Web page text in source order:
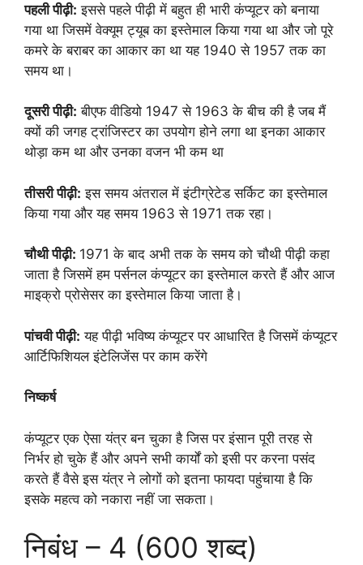
पहली पीढ़ी: इससे पहले पीढ़ी में बहुत ही भारी कंप्यूटर को बनाया
गया था जिसमें वेक्यूम ट्यूब का इस्तेमाल किया गया था और जो पूरे
कमरे के बराबर का आकार का था यह 1940 से 1957 तक का
समय था।
दूसरी पीढ़ी: बीएफ वीडियो 1947 से 1963 के बीच की है जब मैं
क्यों की जगह ट्रांजिस्टर का उपयोग होने लगा था इनका आकार
थोड़ा कम था और उनका वजन भी कम था
तीसरी पीढ़ी: इस समय अंतराल में इंटीग्रेटेड सर्किट का इस्तेमाल
किया गया और यह समय 1963 से 1971 तक रहा।
चौथी पीढ़ी: 1971 के बाद अभी तक के समय को चौथी पीढ़ी कहा
जाता है जिसमें हम पर्सनल कंप्यूटर का इस्तेमाल करते हैं और आज
माइक्रो प्रोसेसर का इस्तेमाल किया जाता है।
पांचवी पीढ़ी: यह पीढ़ी भविष्य कंप्यूटर पर आधारित है जिसमें कंप्यूटर
आर्टिफिशियल इंटेलिजेंस पर काम करेंगे
निष्कर्ष
कंप्यूटर एक ऐसा यंत्र बन चुका है जिस पर इंसान पूरी तरह से
निर्भर हो चुके हैं और अपने सभी कार्यों को इसी पर करना पसंद
करते हैं वैसे इस यंत्र ने लोगों को इतना फायदा पहुंचाया है कि
इसके महत्व को नकारा नहीं जा सकता।
निबंध – 4 (600 शब्द)